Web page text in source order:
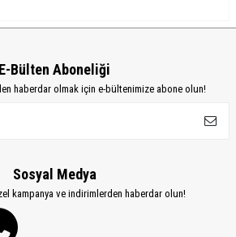
E-Bülten Aboneliği
haberdar olmak için e-bültenimize abone olun!
Sosyal Medya
kampanya ve indirimlerden haberdar olun!